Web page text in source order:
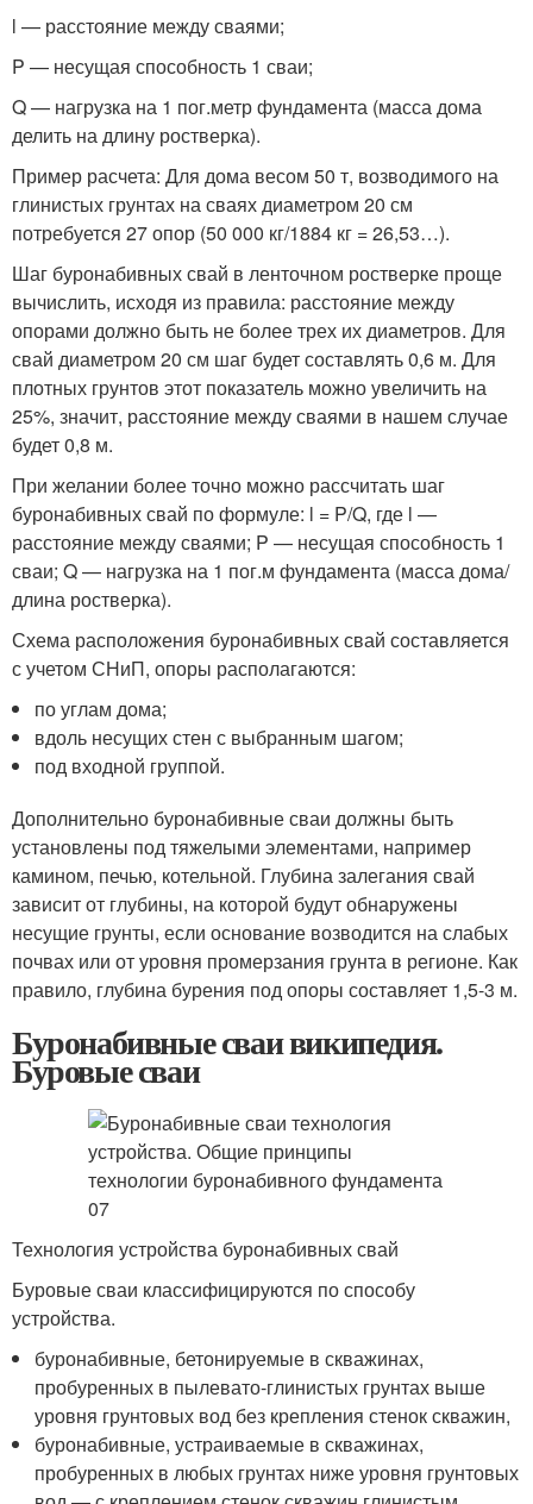
l — расстояние между сваями;
P — несущая способность 1 сваи;
Q — нагрузка на 1 пог.метр фундамента (масса дома
делить на длину ростверка).
Пример расчета: Для дома весом 50 т, возводимого на
глинистых грунтах на сваях диаметром 20 см
потребуется 27 опор (50 000 кг/1884 кг = 26,53…).
Шаг буронабивных свай в ленточном ростверке проще
вычислить, исходя из правила: расстояние между
опорами должно быть не более трех их диаметров. Для
свай диаметром 20 см шаг будет составлять 0,6 м. Для
плотных грунтов этот показатель можно увеличить на
25%, значит, расстояние между сваями в нашем случае
будет 0,8 м.
При желании более точно можно рассчитать шаг
буронабивных свай по формуле: l = P/Q, где l —
расстояние между сваями; P — несущая способность 1
сваи; Q — нагрузка на 1 пог.м фундамента (масса дома/
длина ростверка).
Схема расположения буронабивных свай составляется
с учетом СНиП, опоры располагаются:
по углам дома;
вдоль несущих стен с выбранным шагом;
под входной группой.
Дополнительно буронабивные сваи должны быть
установлены под тяжелыми элементами, например
камином, печью, котельной. Глубина залегания свай
зависит от глубины, на которой будут обнаружены
несущие грунты, если основание возводится на слабых
почвах или от уровня промерзания грунта в регионе. Как
правило, глубина бурения под опоры составляет 1,5-3 м.
Буронабивные сваи википедия.
Буровые сваи
Технология устройства буронабивных свай
Буровые сваи классифицируются по способу
устройства.
буронабивные, бетонируемые в скважинах,
пробуренных в пылевато-глинистых грунтах выше
уровня грунтовых вод без крепления стенок скважин,
буронабивные, устраиваемые в скважинах,
пробуренных в любых грунтах ниже уровня грунтовых